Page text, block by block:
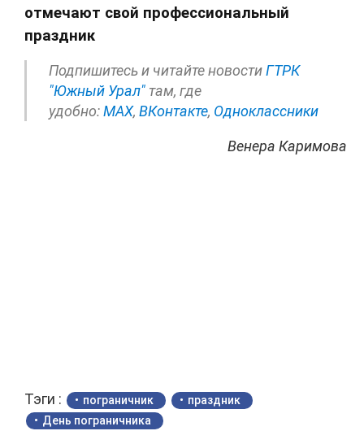
отмечают свой профессиональный
праздник
Подпишитесь и читайте новостиГТРК
"Южный Урал" там, где
удобно:МАХ, ВКонтакте, Одноклассники
Венера Каримова
Тэги : пограничник
праздник
День пограничника